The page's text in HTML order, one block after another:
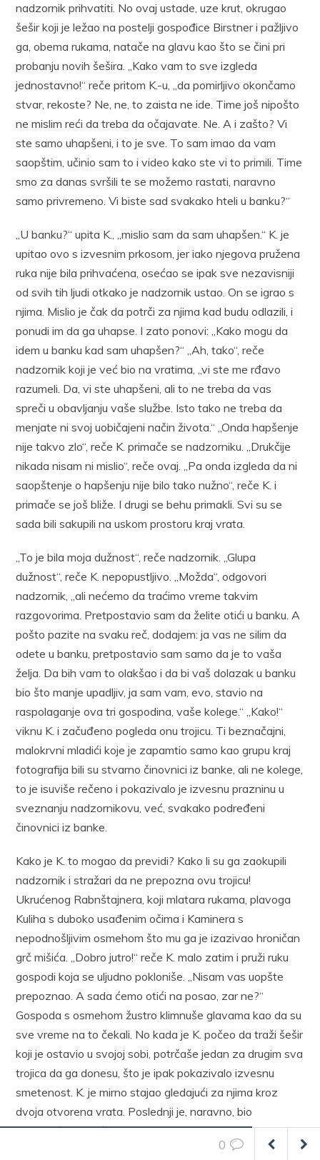
nadzornik prihvatiti. No ovaj ustade, uze krut, okrugao
šešir koji je ležao na postelji gospođice Birstner i pažljivo
ga, obema rukama, natače na glavu kao što se čini pri
probanju novih šešira. „Kako vam to sve izgleda
jednostavno!“ reče pritom K.-u, „da pomirljivo okončamo
stvar, rekoste? Ne, ne, to zaista ne ide. Time još nipošto
ne mislim reći da treba da očajavate. Ne. A i zašto? Vi
ste samo uhapšeni, i to je sve. To sam imao da vam
saopštim, učinio sam to i video kako ste vi to primili. Time
smo za danas svršili te se možemo rastati, naravno
samo privremeno. Vi biste sad svakako hteli u banku?“
„U banku?“ upita K., „mislio sam da sam uhapšen.“ K. je
upitao ovo s izvesnim prkosom, jer iako njegova pružena
ruka nije bila prihvaćena, osećao se ipak sve nezavisniji
od svih tih ljudi otkako je nadzornik ustao. On se igrao s
njima. Mislio je čak da potrči za njima kad budu odlazili, i
ponudi im da ga uhapse. I zato ponovi: „Kako mogu da
idem u banku kad sam uhapšen?“ „Ah, tako“, reče
nadzornik koji je već bio na vratima, „vi ste me rđavo
razumeli. Da, vi ste uhapšeni, ali to ne treba da vas
spreči u obavljanju vaše službe. Isto tako ne treba da
menjate ni svoj uobičajeni način života.“ „Onda hapšenje
nije takvo zlo“, reče K. primače se nadzorniku. „Drukčije
nikada nisam ni mislio“, reče ovaj. „Pa onda izgleda da ni
saopštenje o hapšenju nije bilo tako nužno“, reče K. i
primače se još bliže. I drugi se behu primakli. Svi su se
sada bili sakupili na uskom prostoru kraj vrata.
„To je bila moja dužnost“, reče nadzornik. „Glupa
dužnost“, reče K. nepopustljivo. „Možda“, odgovori
nadzornik, „ali nećemo da traćimo vreme takvim
razgovorima. Pretpostavio sam da želite otići u banku. A
pošto pazite na svaku reč, dodajem: ja vas ne silim da
odete u banku, pretpostavio sam samo da je to vaša
želja. Da bih vam to olakšao i da bi vaš dolazak u banku
bio što manje upadljiv, ja sam vam, evo, stavio na
raspolaganje ova tri gospodina, vaše kolege.“ „Kako!“
viknu K. i začuđeno pogleda onu trojicu. Ti beznačajni,
malokrvni mladići koje je zapamtio samo kao grupu kraj
fotografija bili su stvarno činovnici iz banke, ali ne kolege,
to je isuviše rečeno i pokazivalo je izvesnu prazninu u
sveznanju nadzornikovu, već, svakako podređeni
činovnici iz banke.
Kako je K. to mogao da previdi? Kako li su ga zaokupili
nadzornik i stražari da ne prepozna ovu trojicu!
Ukrućenog Rabnštajnera, koji mlatara rukama, plavoga
Kuliha s duboko usađenim očima i Kaminera s
nepodnošljivim osmehom što mu ga je izazivao hroničan
grč mišića. „Dobro jutro!“ reče K. malo zatim i pruži ruku
gospodi koja se uljudno pokloniše. „Nisam vas uopšte
prepoznao. A sada ćemo otići na posao, zar ne?“
Gospoda s osmehom žustro klimnuše glavama kao da su
sve vreme na to čekali. No kada je K. počeo da traži šešir
koji je ostavio u svojoj sobi, potrčaše jedan za drugim sva
trojica da ga donesu, što je ipak pokazivalo izvesnu
smetenost. K. je mirno stajao gledajući za njima kroz
dvoja otvorena vrata. Poslednji je, naravno, bio
ravnodušni Rabnštajner, koji samo udari u elegantan kas.
0